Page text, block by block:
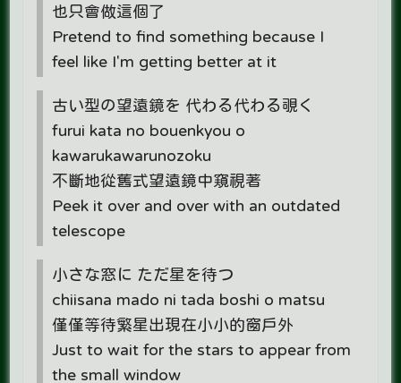
也只會做這個了
Pretend to find something because I
feel like I'm getting better at it
古い型の望遠鏡を 代わる代わる覗く
furui kata no bouenkyou o
kawarukawarunozoku
不斷地從舊式望遠鏡中窺視著
Peek it over and over with an outdated
telescope​
小さな窓に ただ星を待つ
chiisana mado ni tada boshi o matsu
僅僅等待繁星出現在小小的窗戶外
Just to wait for the stars to appear from
the small window